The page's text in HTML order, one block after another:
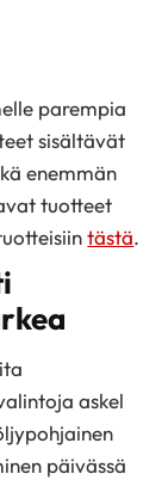
parempia
sisältävät
enemmän
tuotteet
tästä.
askel
päivässä